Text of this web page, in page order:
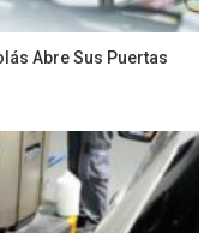
Abre Sus Puertas